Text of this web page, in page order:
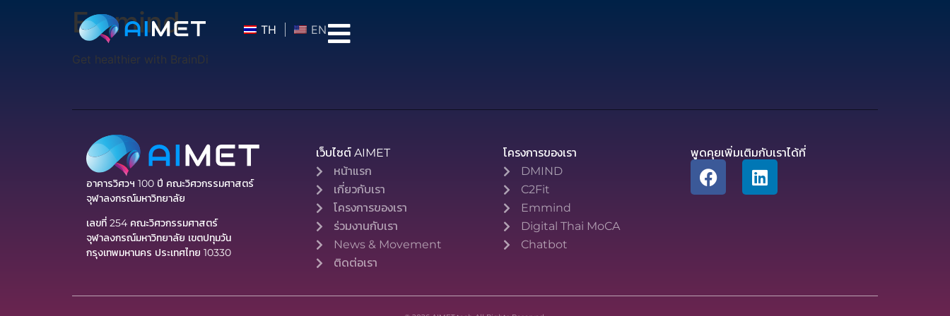
TH EN
Emmind
Get healthier with BrainDi​
อาคารวิศวฯ 100 ปี คณะวิศวกรรมศาสตร์
จุฬาลงกรณ์มหาวิทยาลัย
เลขที่ 254 คณะวิศวกรรมศาสตร์
จุฬาลงกรณ์มหาวิทยาลัย เขตปทุมวัน
กรุงเทพมหานคร ประเทศไทย 10330
เว็บไซต์ AIMET
หน้าแรก
เกี่ยวกับเรา
โครงการของเรา
ร่วมงานกับเรา
News & Movement
ติดต่อเรา
โครงการของเรา
DMIND
C2Fit
Emmind
Digital Thai MoCA
Chatbot
พูดคุยเพิ่มเติมกับเราได้ที่